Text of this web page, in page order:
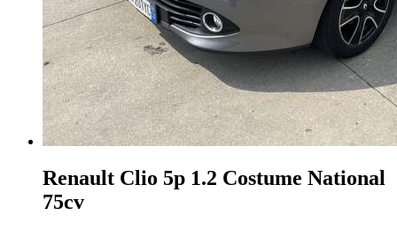
Renault Clio 5p 1.2 Costume National
75cv